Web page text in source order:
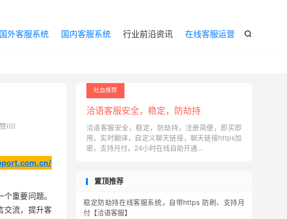

国外客服系统 国内客服系统 行业前沿资讯 在线客服运营
赞(0)
重要问题。
交流，提升客
吐血推荐
洽语客服安全，稳定，防劫持
洽语客服安全，稳定，防劫持，注册简便，即买即
用，实时翻译，自定义聊天链接，聊天链接https加
密，支持月付，24小时在线自助开通...
置顶推荐
稳定防劫持在线客服系统，自带https 防刷、支持月
付【洽语客服】